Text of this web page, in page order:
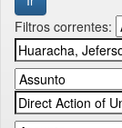
Filtros correntes: